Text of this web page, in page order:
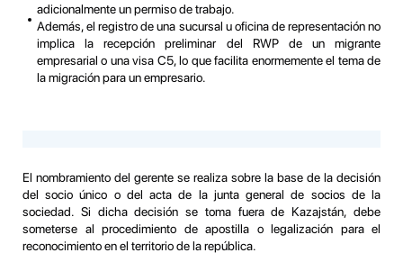
adicionalmente un permiso de trabajo.
Además, el registro de una sucursal u oficina de representación no
implica la recepción preliminar del RWP de un migrante
empresarial o una visa C5, lo que facilita enormemente el tema de
la migración para un empresario.
El nombramiento del gerente se realiza sobre la base de la decisión
del socio único o del acta de la junta general de socios de la
sociedad. Si dicha decisión se toma fuera de Kazajstán, debe
someterse al procedimiento de apostilla o legalización para el
reconocimiento en el territorio de la república.